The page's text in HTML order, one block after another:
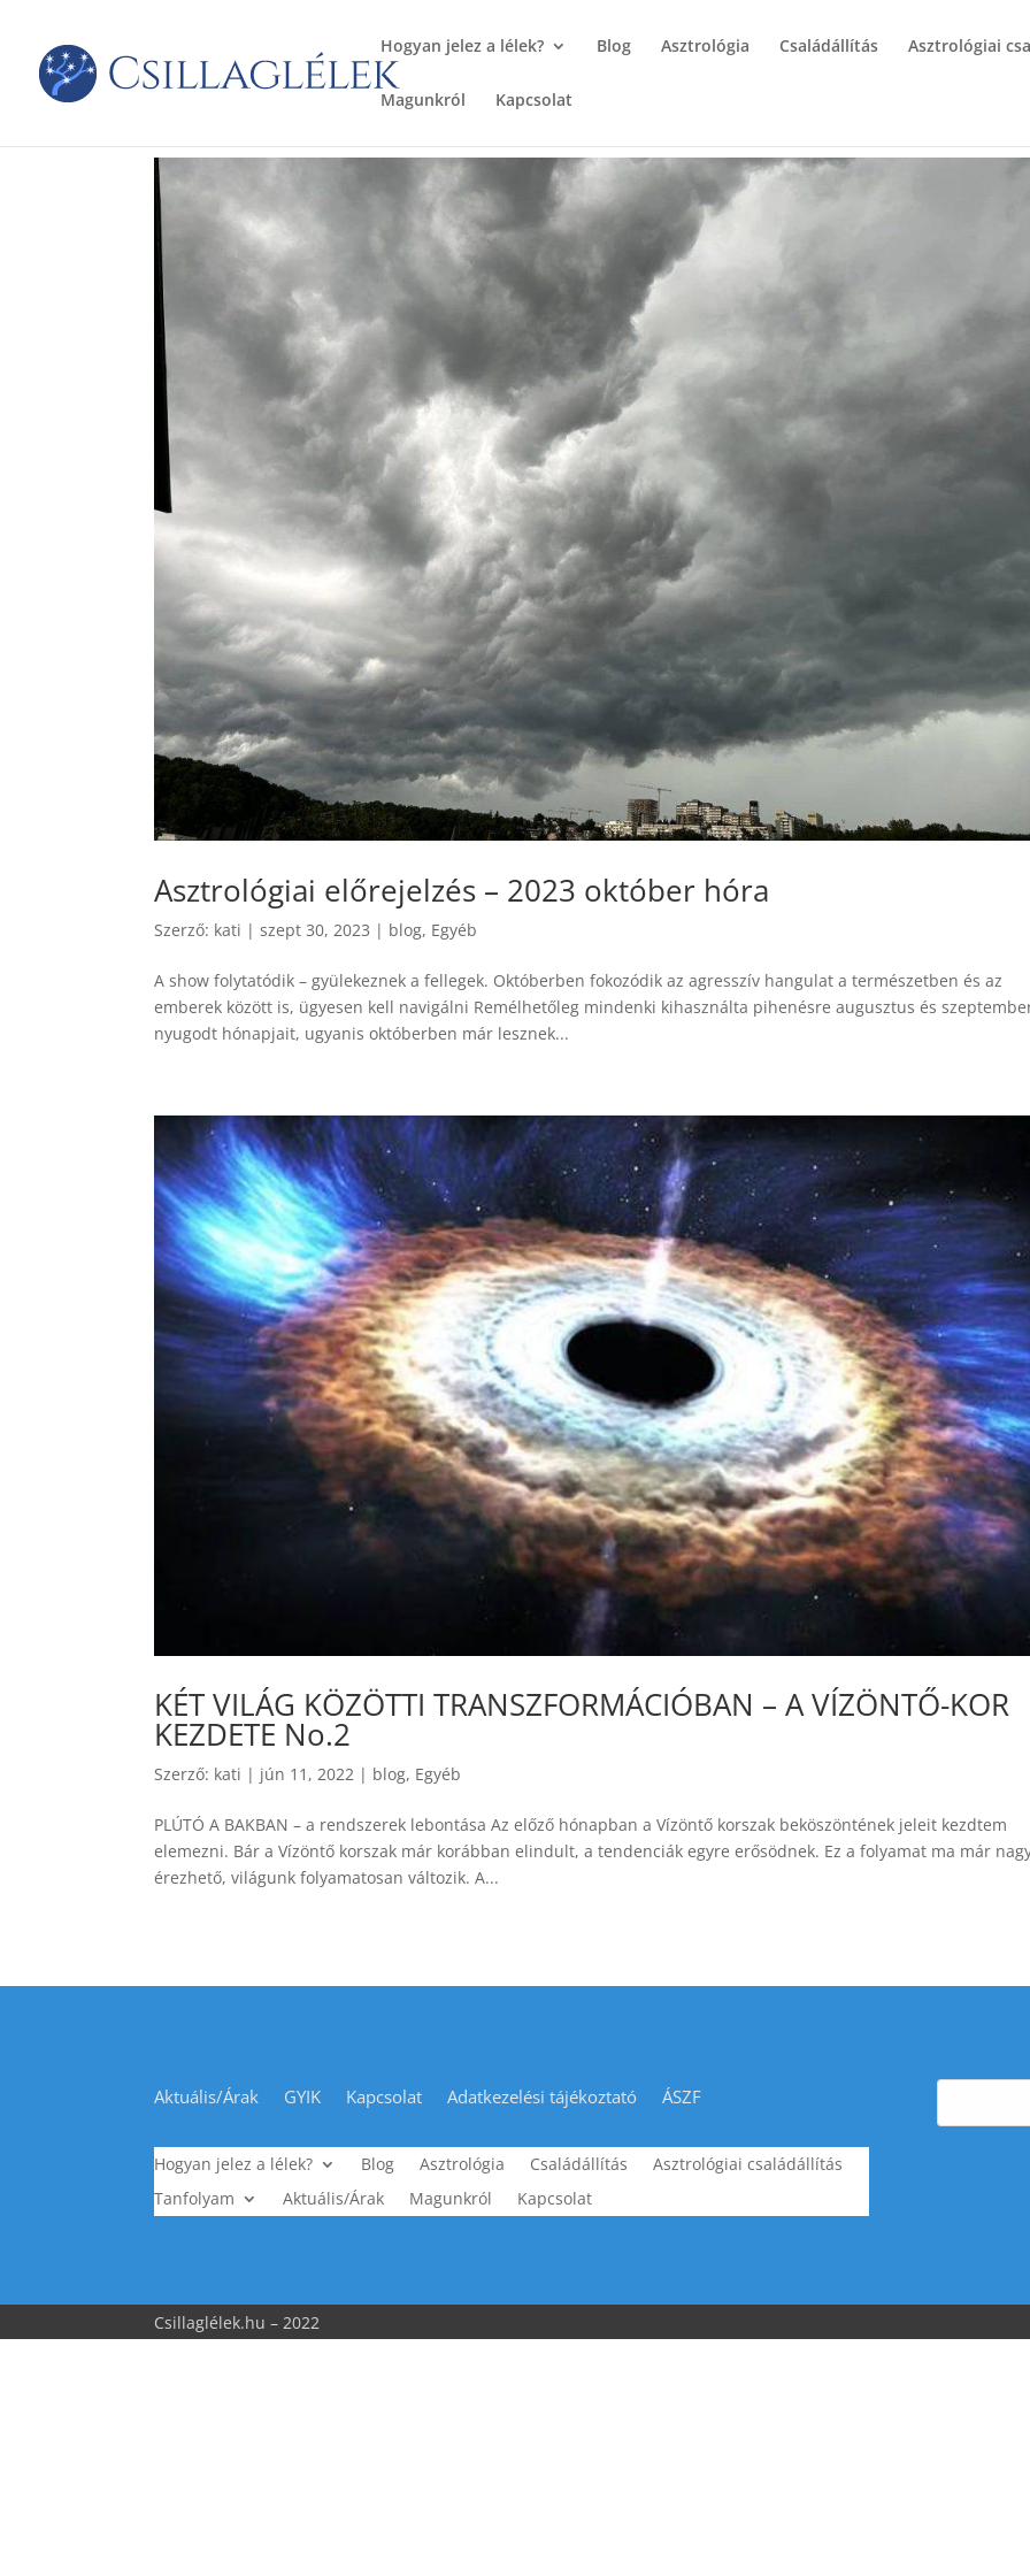
Hogyan jelez a lélek? Blog Asztrológia Családállítás Asztrológiai
Magunkról Kapcsolat
Asztrológiai előrejelzés – 2023 október hóra
Szerző: kati |szept 30, 2023 | blog, Egyéb
A show folytatódik – gyülekeznek a fellegek. Októberben fokozódik az agresszív hangulat a természetben és az
emberek között is, ügyesen kell navigálni Remélhetőleg mindenki kihasználta pihenésre augusztus és
nyugodt hónapjait, ugyanis októberben már lesznek...
KÉT VILÁG KÖZÖTTI TRANSZFORMÁCIÓBAN – A VÍZÖNTŐ-KOR
KEZDETE No.2
Szerző: kati | jún 11, 2022 | blog, Egyéb
PLÚTÓ A BAKBAN – a rendszerek lebontása Az előző hónapban a Vízöntő korszak beköszöntének jeleit kezdtem
elemezni. Bár a Vízöntő korszak már korábban elindult, a tendenciák egyre erősödnek. Ez a folyamat ma már
érezhető, világunk folyamatosan változik. A...
Aktuális/Árak GYIK Kapcsolat Adatkezelési tájékoztató ÁSZF
Hogyan jelez a lélek? Blog Asztrológia Családállítás
Asztrológiai családállítás
Tanfolyam
Aktuális/Árak Magunkról Kapcsolat
Csillaglélek.hu – 2022